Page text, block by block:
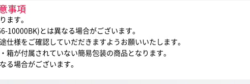
事項
ます。
とは異なる場合がございます。
様をご確認していだだきますようお願いいたします。
が付属されていない簡易包装の商品となります。
場合がございます。